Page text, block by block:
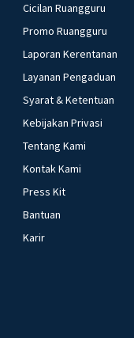
Cicilan Ruangguru
Promo Ruangguru
Laporan Kerentanan
Layanan Pengaduan
Syarat & Ketentuan
Kebijakan Privasi
Tentang Kami
Kontak Kami
Press Kit
Bantuan
Karir